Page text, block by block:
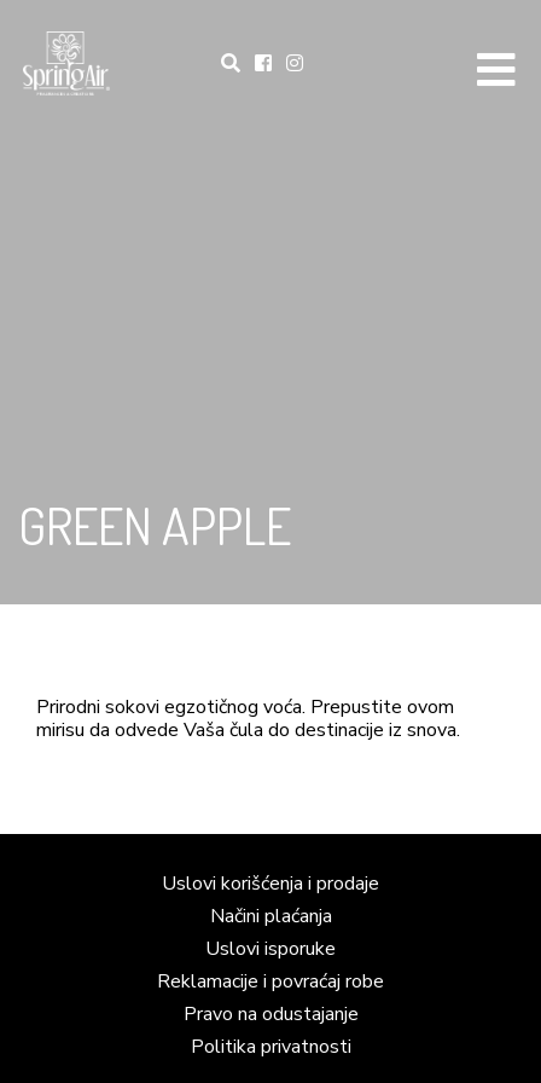
GREEN APPLE
Prirodni sokovi egzotičnog voća. Prepustite ovom
mirisu da odvede Vaša čula do destinacije iz snova.
Uslovi korišćenja i prodaje
Načini plaćanja
Uslovi isporuke
Reklamacije i povraćaj robe
Pravo na odustajanje
Politika privatnosti